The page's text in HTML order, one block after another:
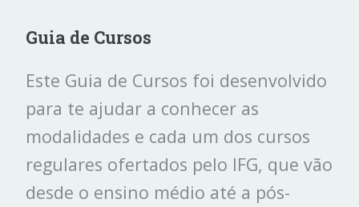
Guia de Cursos
Este Guia de Cursos foi desenvolvido
para te ajudar a conhecer as
modalidades e cada um dos cursos
regulares ofertados pelo IFG, que vão
desde o ensino médio até a pós-